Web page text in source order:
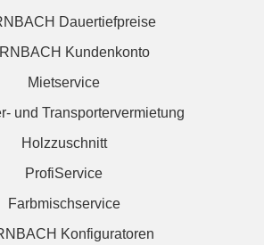
Dauertiefpreise
Kundenkonto
Mietservice
und Transportervermietung
Holzzuschnitt
ProfiService
Farbmischservice
Konfiguratoren